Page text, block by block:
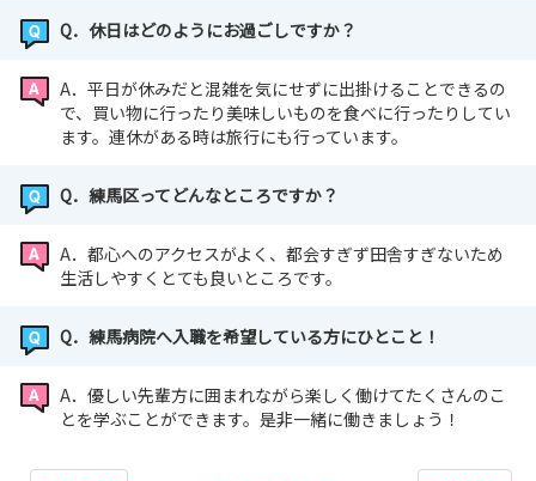
Q．休日はどのようにお過ごしですか？
A．平日が休みだと混雑を気にせずに出掛けることできるの
で、買い物に行ったり美味しいものを食べに行ったりしてい
ます。連休がある時は旅行にも行っています。
Q．練馬区ってどんなところですか？
A．都心へのアクセスがよく、都会すぎず田舎すぎないため
生活しやすくとても良いところです。
Q．練馬病院へ入職を希望している方にひとこと！
A．優しい先輩方に囲まれながら楽しく働けてたくさんのこ
とを学ぶことができます。是非一緒に働きましょう！